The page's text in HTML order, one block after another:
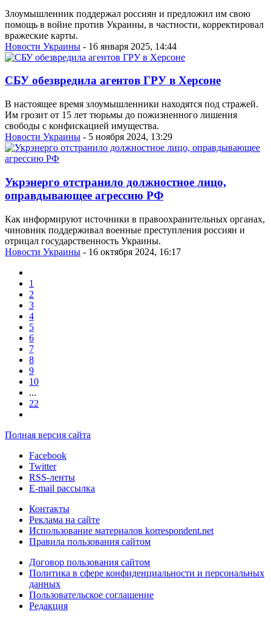
Злоумышленник поддержал россиян и предложил им свою
помощь в войне против Украины, в частности, корректировал
вражеские карты.
Новости Украины - 16 января 2025, 14:44
СБУ обезвредила агентов ГРУ в Херсоне
В настоящее время злоумышленники находятся под стражей.
Им грозит от 15 лет тюрьмы до пожизненного лишения
свободы с конфискацией имущества.
Новости Украины - 5 ноября 2024, 13:29
Укрэнерго отстранило должностное лицо,
оправдывающее агрессию РФ
Как информируют источники в правоохранительных органах,
чиновник поддерживал военные преступления россиян и
отрицал государственность Украины.
Новости Украины - 16 октября 2024, 16:17
1
2
3
4
5
6
7
8
9
10
...
22
Полная версия сайта
Facebook
Twitter
RSS-ленты
E-mail рассылка
Контакты
Реклама на сайте
Использование материалов korrespondent.net
Правила пользования сайтом
Договор пользования сайтом
Политика в сфере конфиденциальности и персональных
данных
Пользовательское соглашение
Редакция